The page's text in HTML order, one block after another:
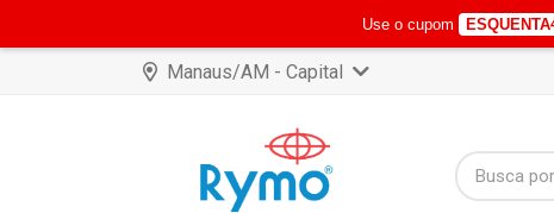
Manaus/AM - Capital
Use o cupom